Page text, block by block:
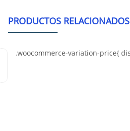
PRODUCTOS RELACIONADOS